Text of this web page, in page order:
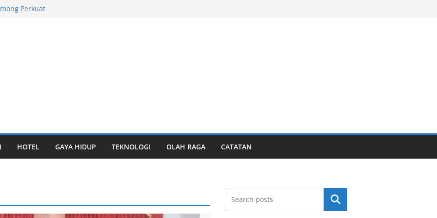
Perkuat
Awards
Logistik
Riset
2026,
Umum
HOTEL GAYA HIDUP TEKNOLOGI OLAH RAGA CATATAN
Search